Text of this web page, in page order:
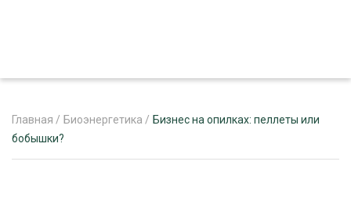
Главная / Биоэнергетика / Бизнес на опилках: пеллеты или
бобышки?